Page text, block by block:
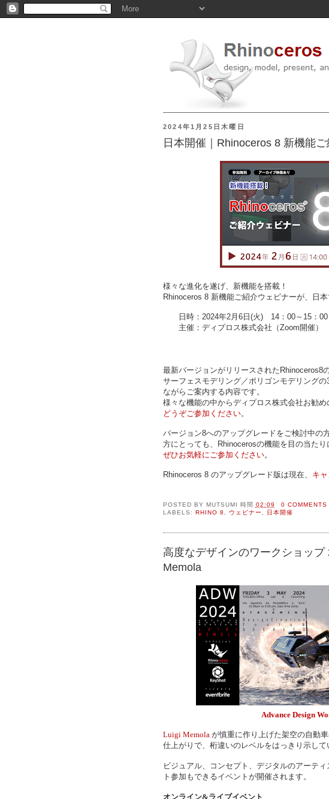
2024年1月25日木曜日
日本開催｜Rhinoceros 8 新機能
様々な進化を遂げ、新機能を搭載！
Rhinoceros 8 新機能ご紹介ウェビナーが、日
日時：2024年2月6日(火) 14：00～15：00
主催：ディプロス株式会社（Zoom開催）
最新バージョンがリリースされたRhinoceros8
サーフェスモデリング／ポリゴンモデリング
ながらご案内する内容です。
様々な機能の中からディプロス株式会社お勧め
どうぞご参加ください。
バージョン8へのアップグレードをご検討中の
方にとっても、Rhinocerosの機能を目の当たり
ぜひお気軽にご参加ください。
Rhinoceros 8 のアップグレード版は現在、 キ
POSTED BY MUTSUMI 時間 02:09
0 COMMENTS
LABELS: RHINO 8 , ウェビナー , 日本開催
高度なデザインのワークショッ
Memola
Advance Design
Luigi Memola が慎重に作り上げた架空の自動
仕上がりで、桁違いのレベルをはっきり示して
ビジュアル、コンセプト、デジタルのアーテ
ト参加もできるイベントが開催されます。
オンライン&ライブイベント